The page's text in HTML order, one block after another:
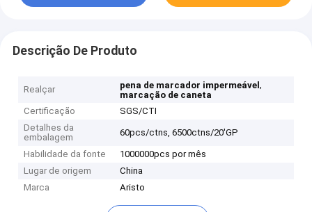
Descrição De Produto
Realçar pena de marcador impermeável,
marcação de caneta
Certificação
SGS/CTI
Detalhes da
embalagem
60pcs/ctns, 6500ctns/20'GP
Habilidade da fonte
1000000pcs por mês
Lugar de origem
China
Marca
Aristo